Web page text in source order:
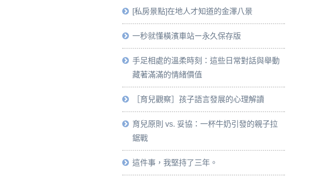
[私房景點]在地人才知道的金澤八景
一秒就懂橫濱車站ー永久保存版
手足相處的溫柔時刻：這些日常對話與舉動
藏著滿滿的情緒價值
［育兒觀察］孩子語言發展的心理解讀
育兒原則 vs. 妥協：一杯牛奶引發的親子拉
鋸戰
這件事，我堅持了三年。